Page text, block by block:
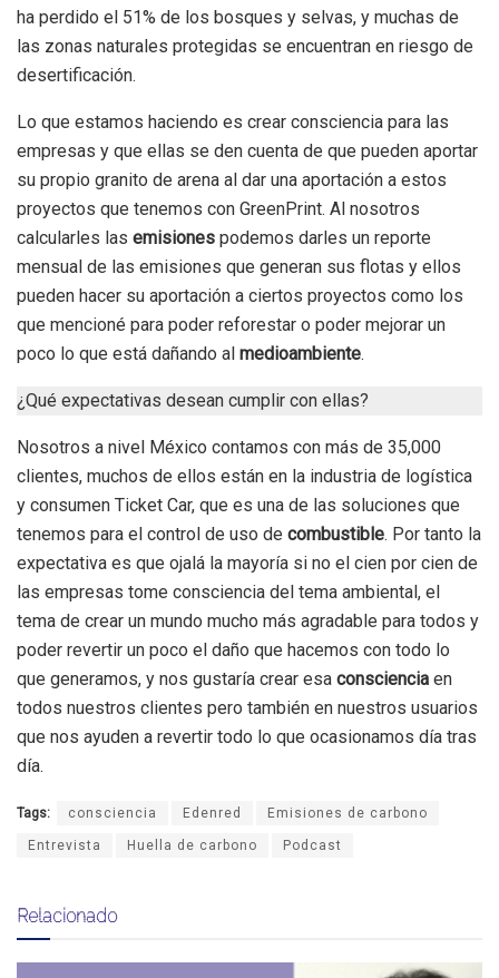
ha perdido el 51% de los bosques y selvas, y muchas de
las zonas naturales protegidas se encuentran en riesgo de
desertificación.
Lo que estamos haciendo es crear consciencia para las
empresas y que ellas se den cuenta de que pueden aportar
su propio granito de arena al dar una aportación a estos
proyectos que tenemos con GreenPrint. Al nosotros
calcularles las emisiones podemos darles un reporte
mensual de las emisiones que generan sus flotas y ellos
pueden hacer su aportación a ciertos proyectos como los
que mencioné para poder reforestar o poder mejorar un
poco lo que está dañando al medioambiente.
¿Qué expectativas desean cumplir con ellas?
Nosotros a nivel México contamos con más de 35,000
clientes, muchos de ellos están en la industria de logística
y consumen Ticket Car, que es una de las soluciones que
tenemos para el control de uso de combustible. Por tanto la
expectativa es que ojalá la mayoría si no el cien por cien de
las empresas tome consciencia del tema ambiental, el
tema de crear un mundo mucho más agradable para todos y
poder revertir un poco el daño que hacemos con todo lo
que generamos, y nos gustaría crear esa consciencia en
todos nuestros clientes pero también en nuestros usuarios
que nos ayuden a revertir todo lo que ocasionamos día tras
día.
Tags: consciencia Edenred Emisiones de carbono
Entrevista Huella de carbono Podcast
Relacionado